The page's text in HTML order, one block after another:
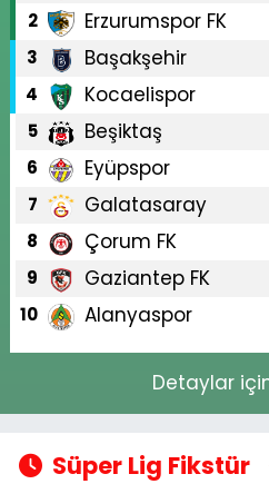
2 Erzurumspor FK
3 Başakşehir
4 Kocaelispor
5 Beşiktaş
6 Eyüpspor
7 Galatasaray
8 Çorum FK
9 Gaziantep FK
10 Alanyaspor
Detaylar
Süper Lig Fikstür